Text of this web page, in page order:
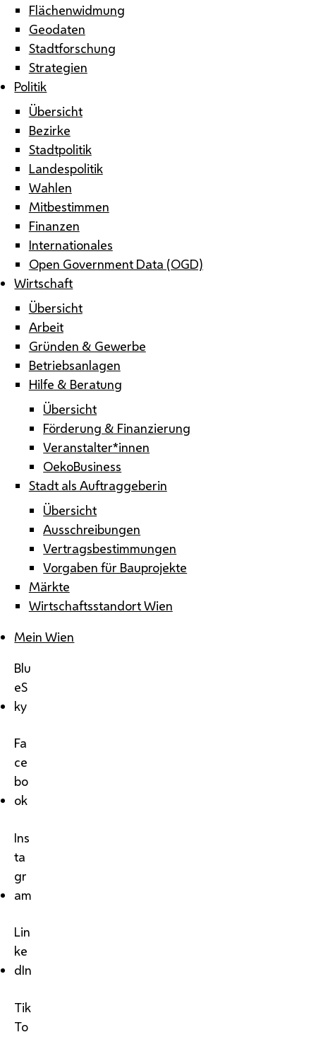
Flächenwidmung
Geodaten
Stadtforschung
Strategien
Politik
Übersicht
Bezirke
Stadtpolitik
Landespolitik
Wahlen
Mitbestimmen
Finanzen
Internationales
Open Government Data (OGD)
Wirtschaft
Übersicht
Arbeit
Gründen & Gewerbe
Betriebsanlagen
Hilfe & Beratung
Übersicht
Förderung & Finanzierung
Veranstalter*innen
OekoBusiness
Stadt als Auftraggeberin
Übersicht
Ausschreibungen
Vertragsbestimmungen
Vorgaben für Bauprojekte
Märkte
Wirtschaftsstandort Wien
Mein Wien
Blu
eS
ky
Fa
ce
bo
ok
Ins
ta
gr
am
Lin
ke
dIn
Tik
To